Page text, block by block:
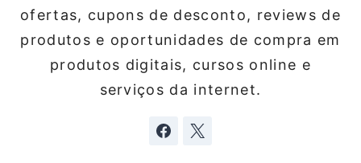
ofertas, cupons de desconto, reviews de
produtos e oportunidades de compra em
produtos digitais, cursos online e
serviços da internet.